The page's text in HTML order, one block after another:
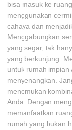
bisa masuk ke
menggunakan
cahaya dan
Menggabungkan
yang segar, tak
yang berkunjung.
untuk rumah impian
menyenangkan.
menemukan
Anda. Dengan
memanfaatkan
rumah yang bukan